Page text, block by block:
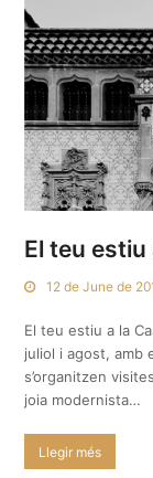
El teu estiu
12 de June de
El teu estiu a la
juliol i agost, amb
s’organitzen
joia modernista…
Llegir més